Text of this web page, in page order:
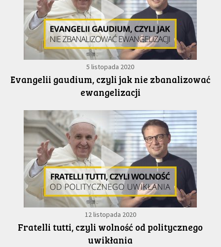
5 listopada 2020
Evangelii gaudium, czyli jak nie zbanalizować
ewangelizacji
12 listopada 2020
Fratelli tutti, czyli wolność od politycznego
uwikłania